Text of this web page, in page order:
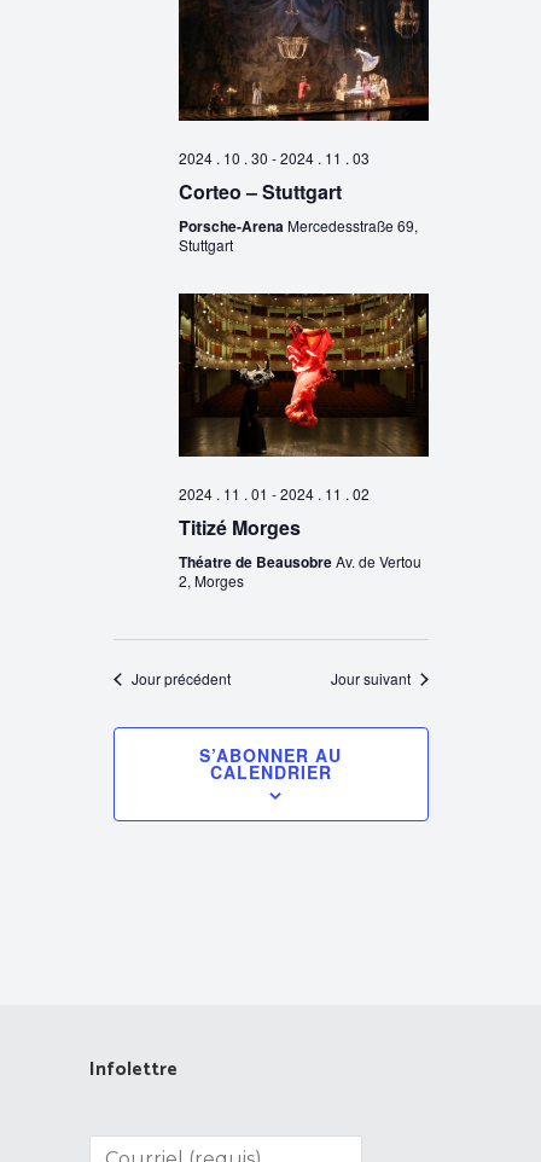
2024 . 10 . 30 -2024 . 11 . 03
Corteo – Stuttgart
Porsche-Arena Mercedesstraße 69,
Stuttgart
2024 . 11 . 01 -2024 . 11 . 02
Titizé Morges
Théatre de BeausobreAv. de Vertou
2, Morges
Jour précédent Jour suivant
S’ABONNER AU
CALENDRIER
Infolettre